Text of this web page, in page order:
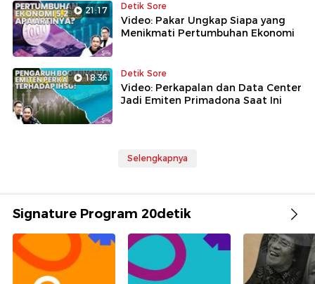
21:17 Detik Sore
Video: Pakar Ungkap Siapa yang
Menikmati Pertumbuhan Ekonomi
18:36 Detik Sore
Video: Perkapalan dan Data Center
Jadi Emiten Primadona Saat Ini
Selengkapnya
Signature Program 20detik